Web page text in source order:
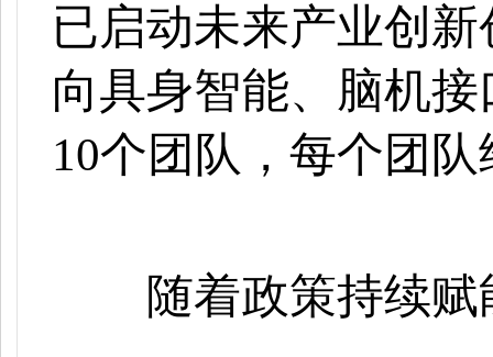
已启动未来产业创
向具身智能、脑机
10个团队，每个团
随着政策持续赋